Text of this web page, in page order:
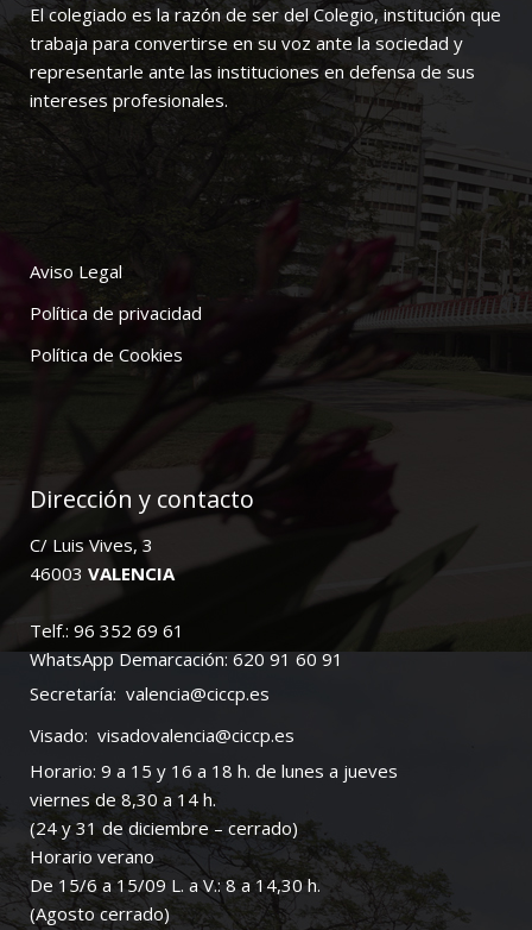
El colegiado es la razón de ser del Colegio, institución que
trabaja para convertirse en su voz ante la sociedad y
representarle ante las instituciones en defensa de sus
intereses profesionales.
Aviso Legal
Política de privacidad
Política de Cookies
Dirección y contacto
C/ Luis Vives, 3
46003 VALENCIA
Telf.: 96 352 69 61
WhatsApp Demarcación: 620 91 60 91
Secretaría: valencia@ciccp.es
Visado: visadovalencia@ciccp.es
Horario: 9 a 15 y 16 a 18 h. de lunes a jueves
viernes de 8,30 a 14 h.
(24 y 31 de diciembre – cerrado)
Horario verano
De 15/6 a 15/09 L. a V.: 8 a 14,30 h.
(Agosto cerrado)